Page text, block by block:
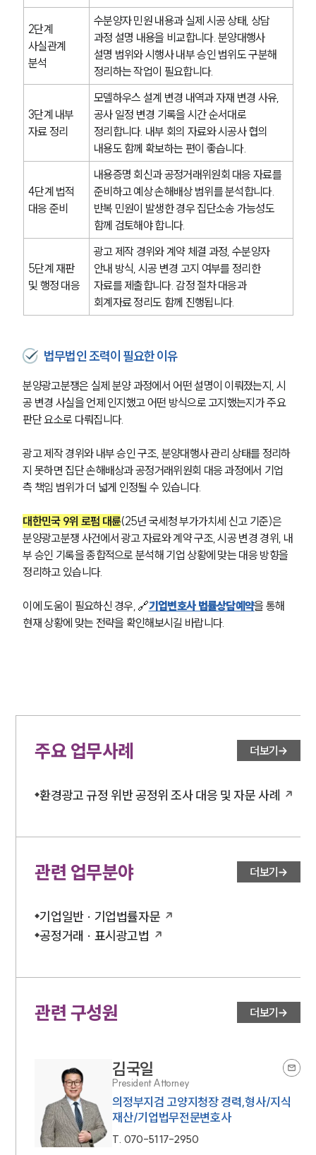
기업전문변호사
ABOUT
그룹소개
대륜의 강점
기업의뢰인을 위한 장점
업무협력·법률자문 기업
오시는 길
글로벌 파트너 로펌
고객의 소리
통합검색
AI대륜
INSIGHT
주요 업무사례
기업 인사이트
사례분석/최신동향
법률정보
고객후기
NEWS
법률 블로그
법률서식
뉴스레터/브로슈어
세미나
대륜법률상담예약
2단계
사실관계
분석
수분양자 민원 내용과 실제 시공 상태, 상담
과정 설명 내용을 비교합니다. 분양대행사
설명 범위와 시행사 내부 승인 범위도 구분해
정리하는 작업이 필요합니다.
3단계 내부
자료 정리
모델하우스 설계 변경 내역과 자재 변경 사유,
공사 일정 변경 기록을 시간 순서대로
정리합니다. 내부 회의 자료와 시공사 협의
내용도 함께 확보하는 편이 좋습니다.
4단계 법적
대응 준비
내용증명 회신과 공정거래위원회 대응 자료를
준비하고 예상 손해배상 범위를 분석합니다.
반복 민원이 발생한 경우 집단소송 가능성도
함께 검토해야 합니다.
5단계 재판
및 행정 대응
광고 제작 경위와 계약 체결 과정, 수분양자
안내 방식, 시공 변경 고지 여부를 정리한
자료를 제출합니다. 감정 절차 대응과
회계자료 정리도 함께 진행됩니다.
법무법인 조력이 필요한 이유
분양광고분쟁은 실제 분양 과정에서 어떤 설명이 이뤄졌는지, 시
공 변경 사실을 언제 인지했고 어떤 방식으로 고지했는지가 주요
판단 요소로 다뤄집니다.
광고 제작 경위와 내부 승인 구조, 분양대행사 관리 상태를 정리하
지 못하면 집단 손해배상과 공정거래위원회 대응 과정에서 기업
측 책임 범위가 더 넓게 인정될 수 있습니다.
대한민국 9위 로펌 대륜(25년 국세청 부가가치세 신고 기준)은
분양광고분쟁 사건에서 광고 자료와 계약 구조, 시공 변경 경위, 내
부 승인 기록을 종합적으로 분석해 기업 상황에 맞는 대응 방향을
정리하고 있습니다.
이에 도움이 필요하신 경우, 🔗기업변호사 법률상담예약을 통해
현재 상황에 맞는 전략을 확인해보시길 바랍니다.
주요 업무사례 더보기
환경광고 규정 위반 공정위 조사 대응 및 자문 사례
관련 업무분야 더보기
기업일반 · 기업법률자문
공정거래 · 표시광고법
관련 구성원 더보기
김국일
President Attorney
의정부지검 고양지청장 경력,형사/지식
재산/기업법무전문변호사
T. 070-5117-2950